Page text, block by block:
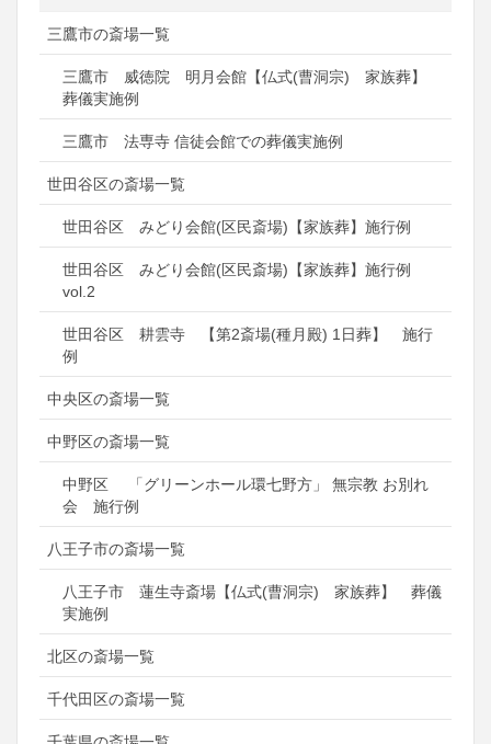
三鷹市の斎場一覧
三鷹市 威徳院 明月会館【仏式(曹洞宗) 家族葬】
葬儀実施例
三鷹市 法専寺 信徒会館での葬儀実施例
世田谷区の斎場一覧
世田谷区 みどり会館(区民斎場)【家族葬】施行例
世田谷区 みどり会館(区民斎場)【家族葬】施行例
vol.2
世田谷区 耕雲寺 【第2斎場(種月殿) 1日葬】 施行
例
中央区の斎場一覧
中野区の斎場一覧
中野区 「グリーンホール環七野方」 無宗教 お別れ
会 施行例
八王子市の斎場一覧
八王子市 蓮生寺斎場【仏式(曹洞宗) 家族葬】 葬儀
実施例
北区の斎場一覧
千代田区の斎場一覧